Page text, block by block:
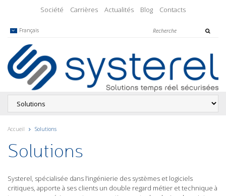
Société Carrières Actualités Blog Contacts
Français
Accueil Solutions
Solutions
Systerel, spécialisée dans l’ingénierie des systèmes et logiciels
critiques, apporte à ses clients un double regard métier et technique à